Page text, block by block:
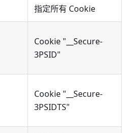
指定所有 Cookie
Cookie "__Secure-
3PSID"
Cookie "__Secure-
3PSIDTS"